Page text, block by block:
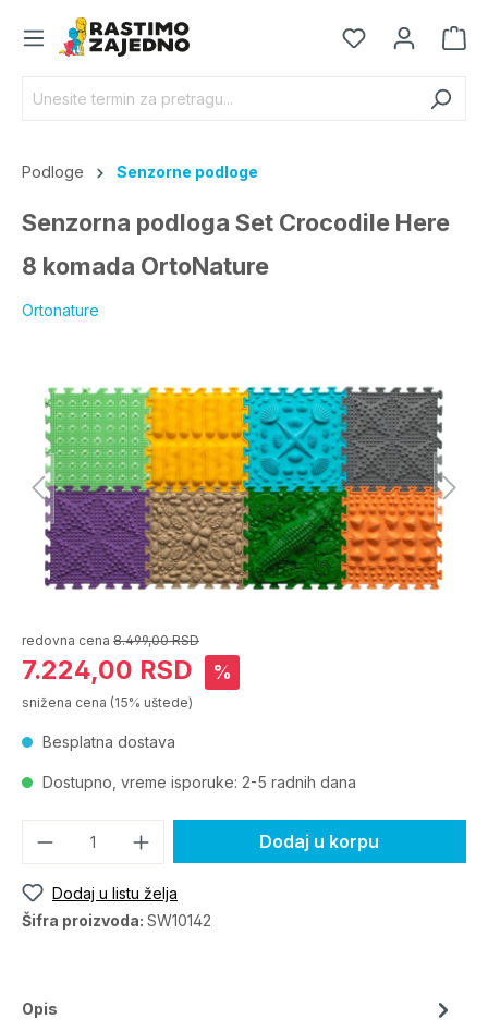
Podloge Senzorne podloge
Senzorna podloga Set Crocodile Here
8 komada OrtoNature
Ortonature
redovna cena 8.499,00 RSD
7.224,00 RSD %
snižena cena (15% uštede)
Besplatna dostava
Dostupno, vreme isporuke: 2-5 radnih dana
Dodaj u korpu
Dodaj u listu želja
Šifra proizvoda: SW10142
Opis